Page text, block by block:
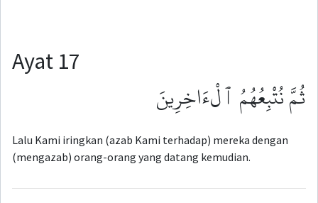
Ayat 17
ثُمَّ نُتْبِعُهُمُ ٱلْءَاخِرِينَ
Lalu Kami iringkan (azab Kami terhadap) mereka dengan
(mengazab) orang-orang yang datang kemudian.